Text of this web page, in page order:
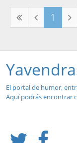
1
El portal de humor,
Aquí podrás encontrar